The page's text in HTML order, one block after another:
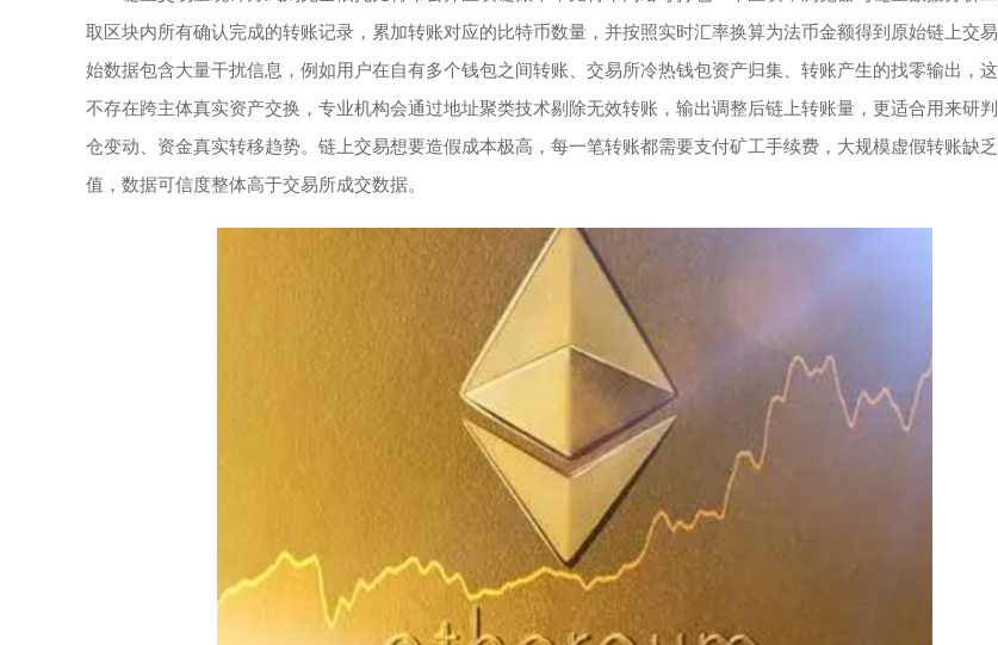
取区块内所有确认完成的转账记录，累加转账对应的比特币数量，并按照实时汇率换算为法币金额得到原始链上交
始数据包含大量干扰信息，例如用户在自有多个钱包之间转账、交易所冷热钱包资产归集、转账产生的找零输出，
不存在跨主体真实资产交换，专业机构会通过地址聚类技术剔除无效转账，输出调整后链上转账量，更适合用来研
仓变动、资金真实转移趋势。链上交易想要造假成本极高，每一笔转账都需要支付矿工手续费，大规模虚假转账缺
值，数据可信度整体高于交易所成交数据。